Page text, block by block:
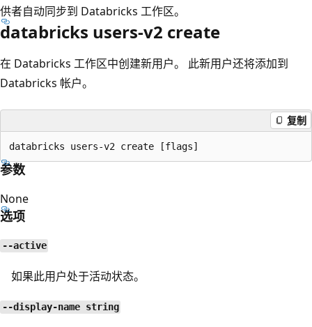
供者自动同步到 Databricks 工作区。
databricks users-v2 create
在 Databricks 工作区中创建新用户。 此新用户还将添加到
Databricks 帐户。
复制
参数
None
选项
--active
如果此用户处于活动状态。
--display-name string